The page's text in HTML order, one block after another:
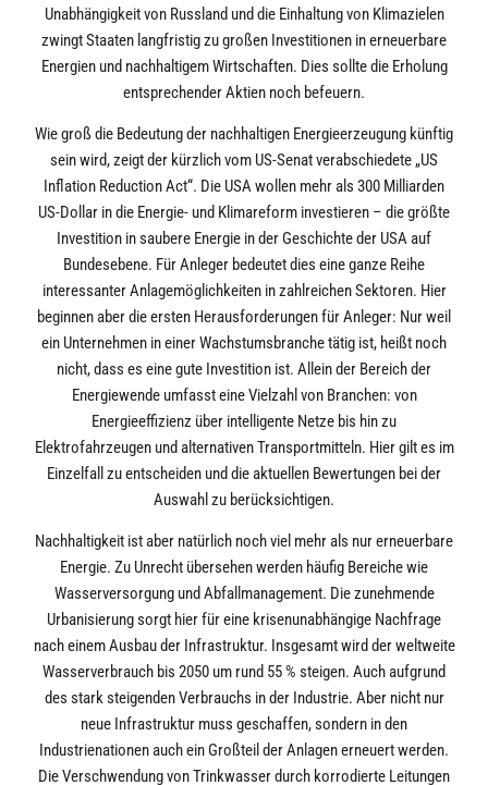
Unabhängigkeit von Russland und die Einhaltung von Klimazielen
zwingt Staaten langfristig zu großen Investitionen in erneuerbare
Energien und nachhaltigem Wirtschaften. Dies sollte die Erholung
entsprechender Aktien noch befeuern.
Wie groß die Bedeutung der nachhaltigen Energieerzeugung künftig
sein wird, zeigt der kürzlich vom US-Senat verabschiedete „US
Inflation Reduction Act“. Die USA wollen mehr als 300 Milliarden
US-Dollar in die Energie- und Klimareform investieren – die größte
Investition in saubere Energie in der Geschichte der USA auf
Bundesebene. Für Anleger bedeutet dies eine ganze Reihe
interessanter Anlagemöglichkeiten in zahlreichen Sektoren. Hier
beginnen aber die ersten Herausforderungen für Anleger: Nur weil
ein Unternehmen in einer Wachstumsbranche tätig ist, heißt noch
nicht, dass es eine gute Investition ist. Allein der Bereich der
Energiewende umfasst eine Vielzahl von Branchen: von
Energieeffizienz über intelligente Netze bis hin zu
Elektrofahrzeugen und alternativen Transportmitteln. Hier gilt es im
Einzelfall zu entscheiden und die aktuellen Bewertungen bei der
Auswahl zu berücksichtigen.
Nachhaltigkeit ist aber natürlich noch viel mehr als nur erneuerbare
Energie. Zu Unrecht übersehen werden häufig Bereiche wie
Wasserversorgung und Abfallmanagement. Die zunehmende
Urbanisierung sorgt hier für eine krisenunabhängige Nachfrage
nach einem Ausbau der Infrastruktur. Insgesamt wird der weltweite
Wasserverbrauch bis 2050 um rund 55 % steigen. Auch aufgrund
des stark steigenden Verbrauchs in der Industrie. Aber nicht nur
neue Infrastruktur muss geschaffen, sondern in den
Industrienationen auch ein Großteil der Anlagen erneuert werden.
Die Verschwendung von Trinkwasser durch korrodierte Leitungen